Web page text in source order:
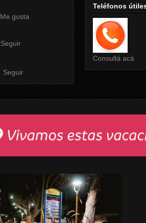
Me gusta
Seguir
Seguir
Teléfonos
Consultá acá